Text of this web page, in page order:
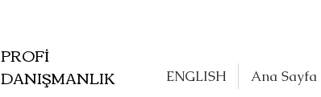
PROFİ
DANIŞMANLIK
ENGLISH Ana Sayfa